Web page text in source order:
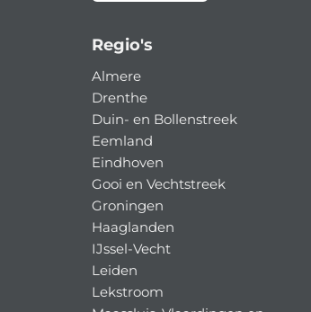
Regio's
Almere
Drenthe
Duin- en Bollenstreek
Eemland
Eindhoven
Gooi en Vechtstreek
Groningen
Haaglanden
IJssel-Vecht
Leiden
Lekstroom